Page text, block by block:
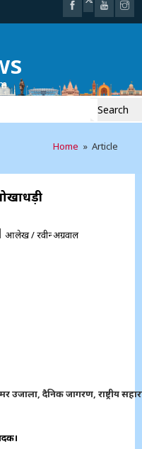
Home » Article
आलेख / रवीन्द्र अग्रवाल
उजाला, दैनिक जागरण, राष्ट्रीय